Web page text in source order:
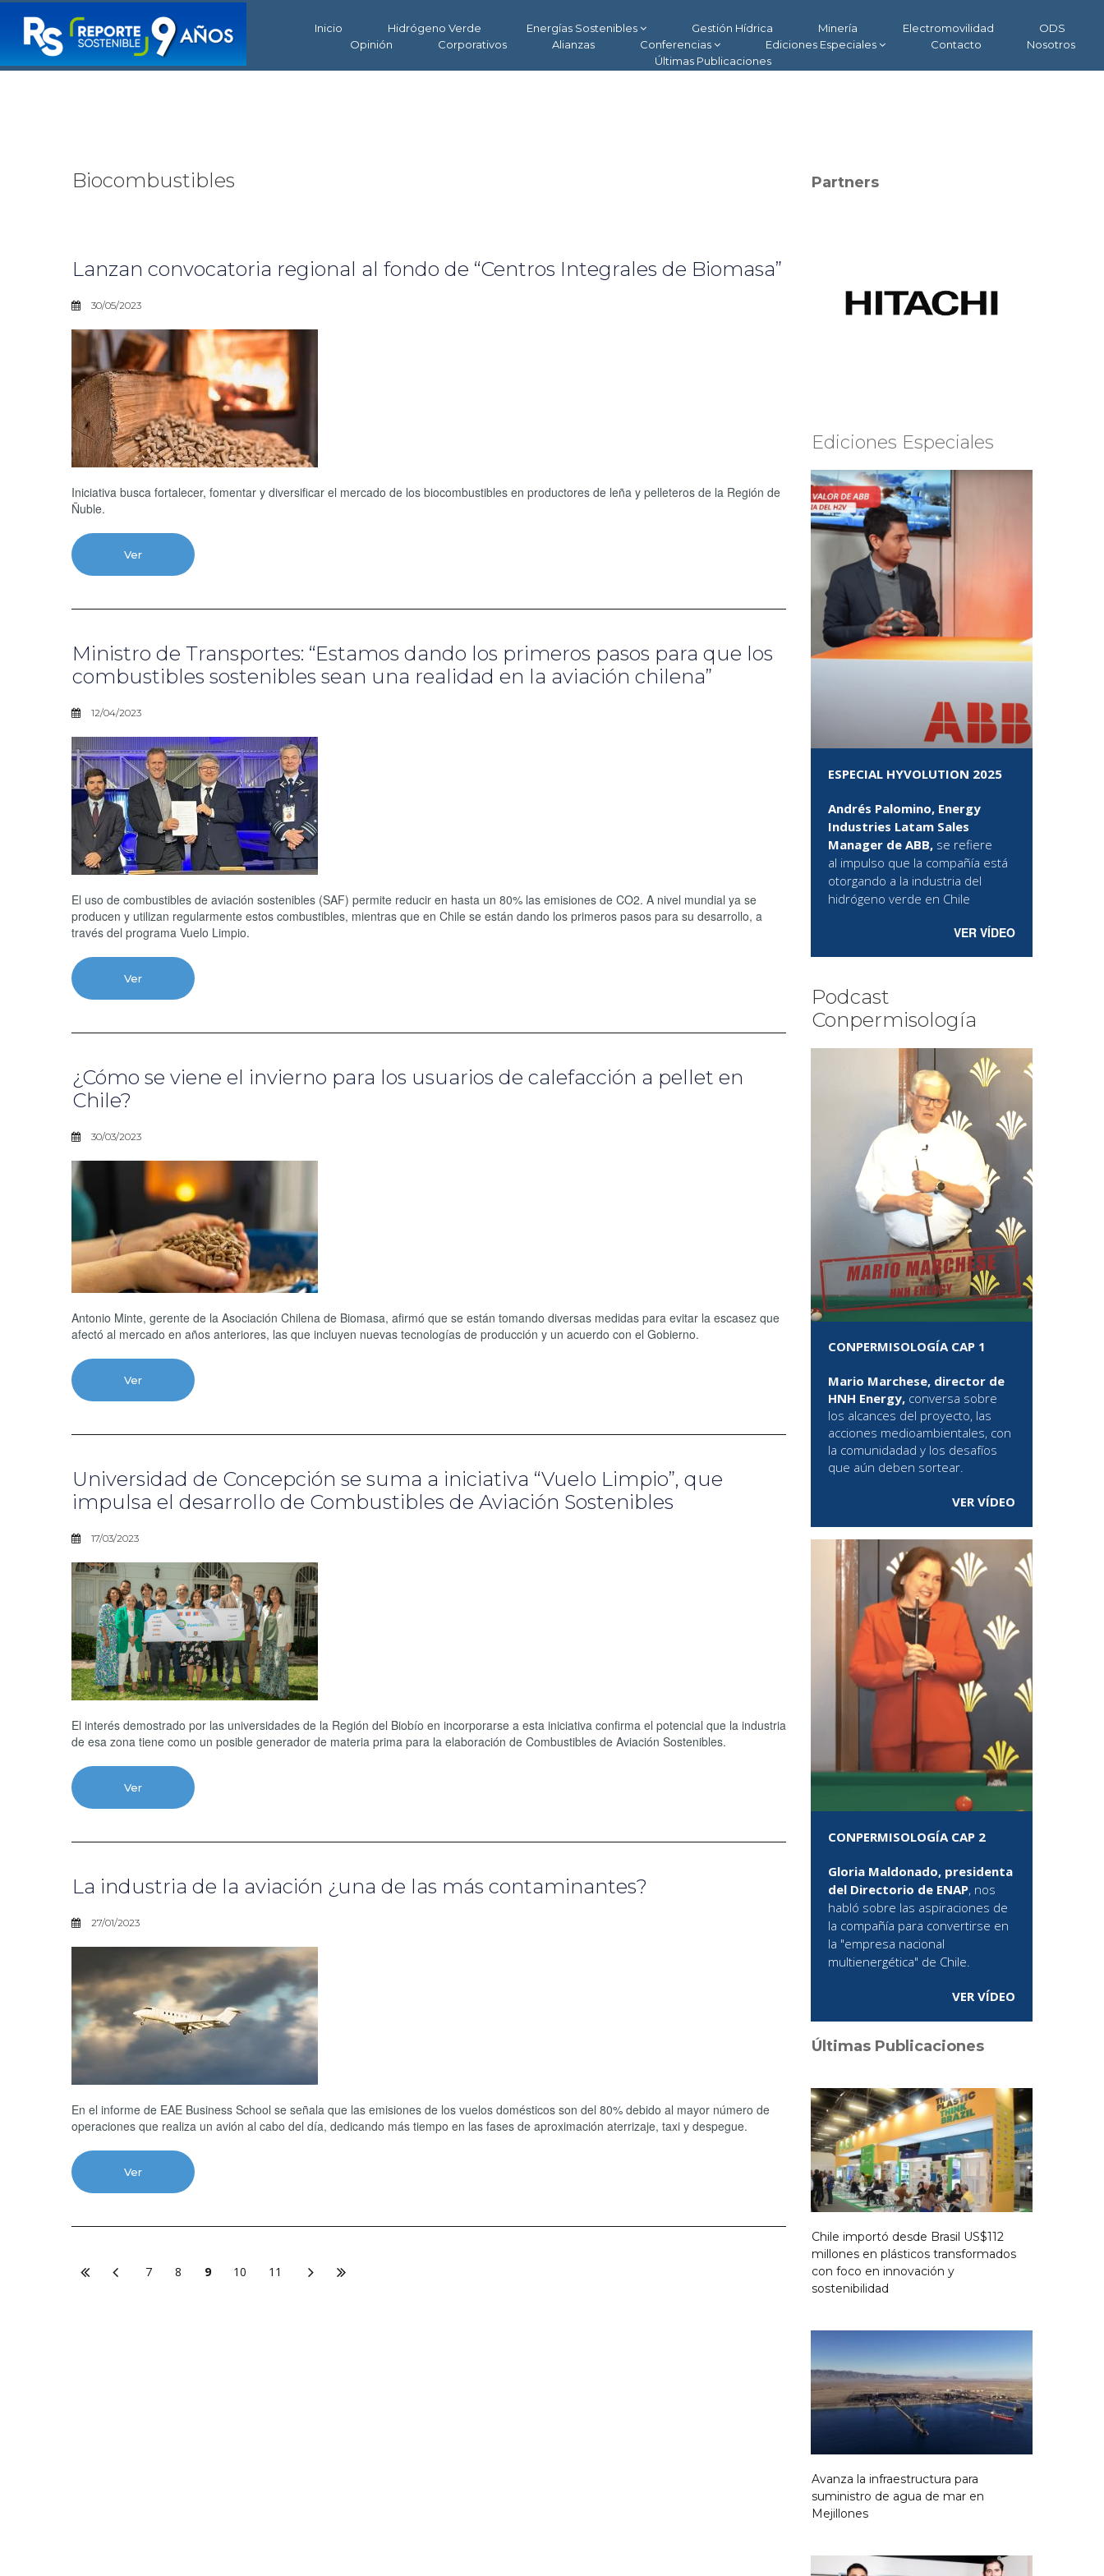
Inicio Hidrógeno Verde Energías Sostenibles Gestión Hídrica Minería Electromovilidad
ODS
Opinión
Corporativos Alianzas Conferencias Ediciones Especiales Contacto
Nosotros
Últimas Publicaciones
Biocombustibles
Lanzan convocatoria regional al fondo de “Centros Integrales de Biomasa”
30/05/2023
Iniciativa busca fortalecer, fomentar y diversificar el mercado de los biocombustibles en productores de leña y pelleteros de la Región de
Ñuble.
Ver
Ministro de Transportes: “Estamos dando los primeros pasos para que los
combustibles sostenibles sean una realidad en la aviación chilena”
12/04/2023
El uso de combustibles de aviación sostenibles (SAF) permite reducir en hasta un 80% las emisiones de CO2. A nivel mundial ya se
producen y utilizan regularmente estos combustibles, mientras que en Chile se están dando los primeros pasos para su desarrollo, a
través del programa Vuelo Limpio.
Ver
¿Cómo se viene el invierno para los usuarios de calefacción a pellet en
Chile?
30/03/2023
Antonio Minte, gerente de la Asociación Chilena de Biomasa, afirmó que se están tomando diversas medidas para evitar la escasez que
afectó al mercado en años anteriores, las que incluyen nuevas tecnologías de producción y un acuerdo con el Gobierno.
Ver
Universidad de Concepción se suma a iniciativa “Vuelo Limpio”, que
impulsa el desarrollo de Combustibles de Aviación Sostenibles
17/03/2023
El interés demostrado por las universidades de la Región del Biobío en incorporarse a esta iniciativa confirma el potencial que la industria
de esa zona tiene como un posible generador de materia prima para la elaboración de Combustibles de Aviación Sostenibles.
Ver
La industria de la aviación ¿una de las más contaminantes?
27/01/2023
En el informe de EAE Business School se señala que las emisiones de los vuelos domésticos son del 80% debido al mayor número de
operaciones que realiza un avión al cabo del día, dedicando más tiempo en las fases de aproximación aterrizaje, taxi y despegue.
Ver
7 8 9 10 11
Partners
Ediciones Especiales
ESPECIAL HYVOLUTION 2025
Andrés Palomino, Energy
Industries Latam Sales
Manager de ABB, se refiere
al impulso que la compañía está
otorgando a la industria del
hidrógeno verde en Chile
VER VÍDEO
Podcast
Conpermisología
CONPERMISOLOGÍA CAP 1
Mario Marchese, director de
HNH Energy, conversa sobre
los alcances del proyecto, las
acciones medioambientales, con
la comunidadad y los desafíos
que aún deben sortear.
VER VÍDEO
CONPERMISOLOGÍA CAP 2
Gloria Maldonado, presidenta
del Directorio de ENAP, nos
habló sobre las aspiraciones de
la compañía para convertirse en
la "empresa nacional
multienergética" de Chile.
VER VÍDEO
Últimas Publicaciones
Chile importó desde Brasil US$112
millones en plásticos transformados
con foco en innovación y
sostenibilidad
Avanza la infraestructura para
suministro de agua de mar en
Mejillones